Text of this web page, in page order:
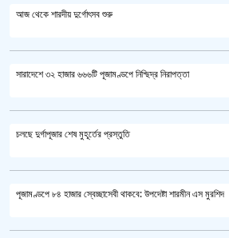
আজ থেকে শারদীয় দুর্গোৎসব শুরু
সারাদেশে ৩২ হাজার ৬৬৬টি পূজামণ্ডপে নিশ্ছিদ্র নিরাপত্তা
চলছে দুর্গাপূজার শেষ মুহূর্তের প্রস্তুতি
পূজামণ্ডপে ৮৪ হাজার স্বেচ্ছাসেবী থাকবে: উপদেষ্টা শারমীন এস মুরশিদ